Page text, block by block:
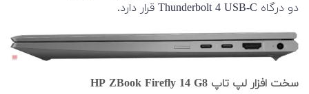
دو درگاه Thunderbolt 4 USB-C قرار دارد.
سخت افزار لپ تاپ HP ZBook Firefly 14 G8